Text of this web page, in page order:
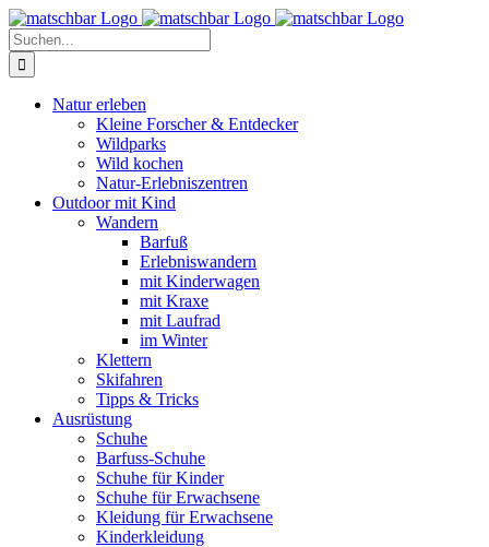
Zum
Inhalt
springen
Facebook
X
Instagram
Pinterest
Suche
nach:
Natur erleben
Kleine Forscher & Entdecker
Wildparks
Wild kochen
Natur-Erlebniszentren
Outdoor mit Kind
Wandern
Barfuß
Erlebniswandern
mit Kinderwagen
mit Kraxe
mit Laufrad
im Winter
Klettern
Skifahren
Tipps & Tricks
Ausrüstung
Schuhe
Barfuss-Schuhe
Schuhe für Kinder
Schuhe für Erwachsene
Kleidung für Erwachsene
Kinderkleidung